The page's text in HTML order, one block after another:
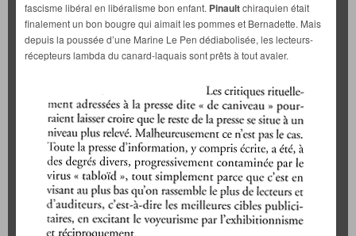
fascisme libéral en libéralisme bon enfant. Pinaultchiraquien était
finalement un bon bougre qui aimait les pommes et Bernadette. Mais
depuis la poussée d’une Marine Le Pen dédiabolisée, les lecteurs-
récepteurs lambda du canard-laquais sont prêts à tout avaler.